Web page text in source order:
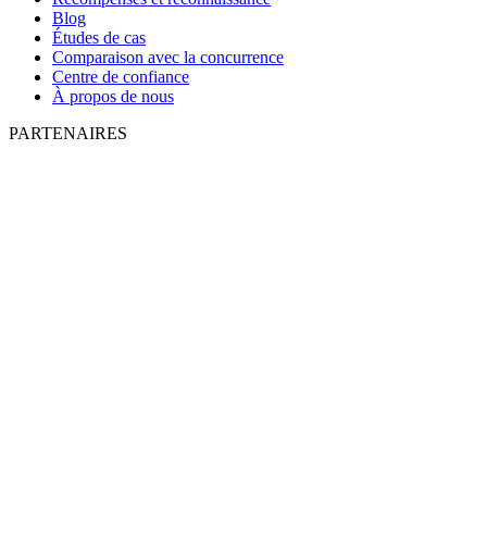
Blog
Études de cas
Comparaison avec la concurrence
Centre de confiance
À propos de nous
PARTENAIRES